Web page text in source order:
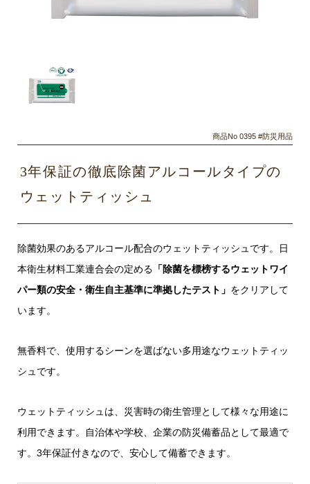
商品No 0395 #防災用品
3年保証の徹底除菌アルコールタイプの
ウェットティッシュ
除菌効果のあるアルコール配合のウェットティッシュです。日
本衛生材料工業連合会の定める 「除菌を標榜するウェットワイ
パー類の安全・衛生自主基準に準拠したテスト」 をクリアして
います。
無香料で、使用するシーンを選ばない多用途なウェットティッ
シュです。
ウェットティッシュは、災害時の衛生管理として様々な用途に
利用できます。自治体や学校、企業の防災備蓄品として最適で
す。3年保証付きなので、安心して備蓄できます。